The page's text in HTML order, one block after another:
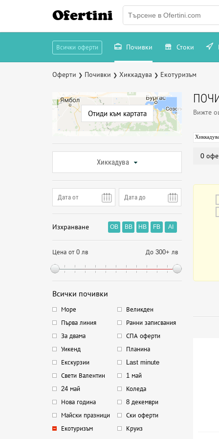
Ofertini
Всички оферти Почивки Стоки
Оферти ❯ Почивки ❯ Хиккадува ❯ Екотуризъм
Отиди към картата
Хиккадува
Изхранване OB BB HB FB AI
Цена от 0 лв До 300+ лв
Всички почивки
Море
Великден
Първа линия
Ранни записвания
За двама
СПА оферти
Уикенд
Планина
Екскурзии
Last minute
Свети Валентин
1 май
24 май
Коледа
Нова година
8 декември
Майски празници
Ски оферти
Екотуризъм
Круиз
Вижте
0